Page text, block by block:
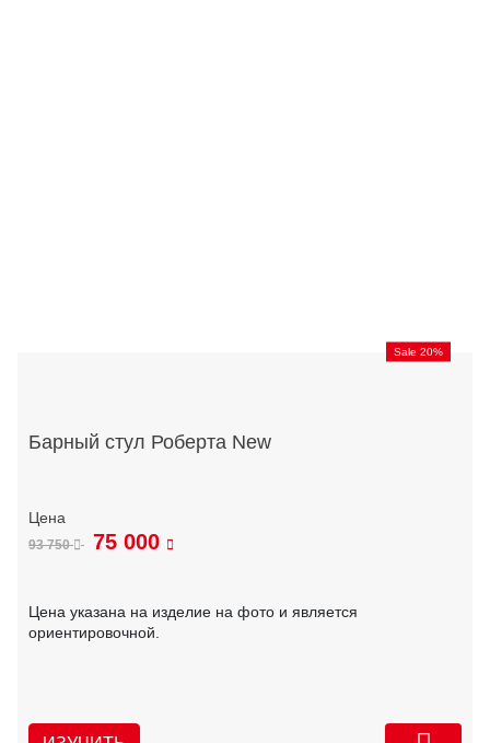
Sale 20%
Барный стул Роберта New
93 750 75 000
Цена указана на изделие на фото и является
ориентировочной.